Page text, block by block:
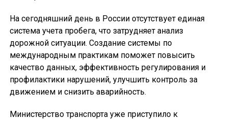
На сегодняшний день в России отсутствует единая
система учета пробега, что затрудняет анализ
дорожной ситуации. Создание системы по
международным практикам поможет повысить
качество данных, эффективность регулирования и
профилактики нарушений, улучшить контроль за
движением и снизить аварийность.
Министерство транспорта уже приступило к